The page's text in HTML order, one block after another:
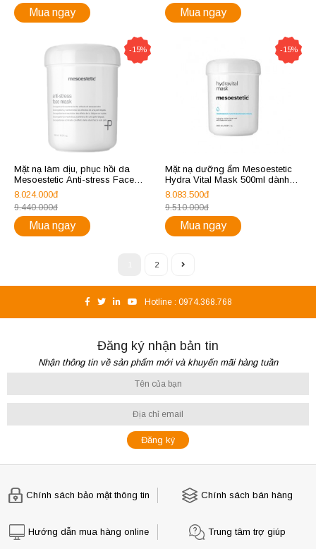
Mua ngay Mua ngay
-15%
Mặt nạ làm dịu, phục hồi da
Mesoestetic Anti-stress Face
Mask 500ml
8.024.000đ
9.440.000đ
Mua ngay
-15%
Mặt nạ dưỡng ẩm Mesoestetic
Hydra Vital Mask 500ml dành
cho da khô và mất nước
8.083.500đ
9.510.000đ
Mua ngay
2
Hotline : 0974.368.768
Đăng ký nhận bản tin
Nhận thông tin về sản phẩm mới và khuyến mãi hàng tuần
Chính sách bảo mật thông tin Chính sách bán hàng
Hướng dẫn mua hàng online Trung tâm trợ giúp